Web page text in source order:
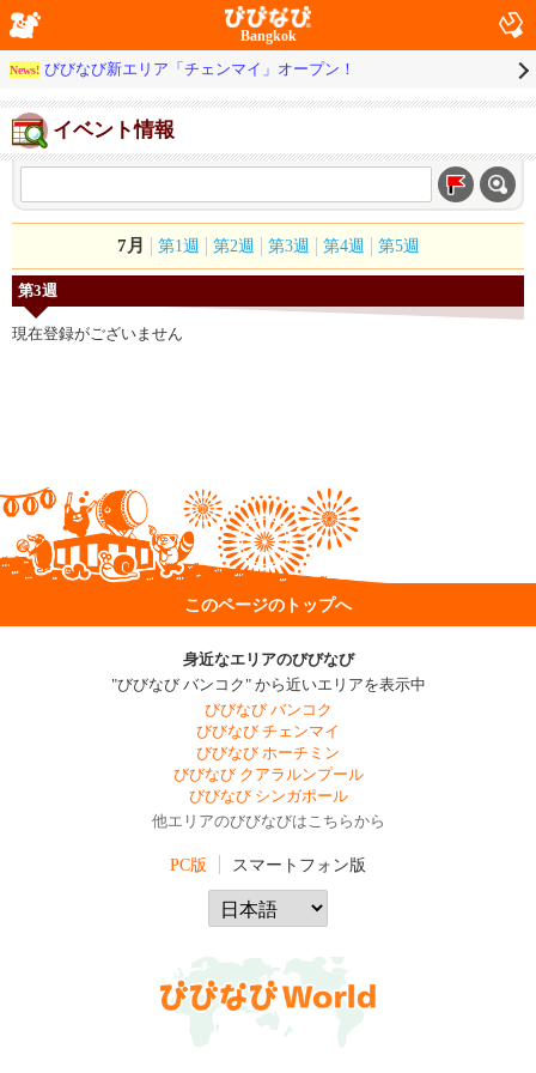
Bangkok
News! びびなび新エリア「チェンマイ」オープン！
イベント情報
7月 第1週 第2週 第3週 第4週 第5週
第3週
現在登録がございません
このページのトップへ
身近なエリアのびびなび
"びびなび バンコク" から近いエリアを表示中
びびなび バンコク
びびなび チェンマイ
びびなび ホーチミン
びびなび クアラルンプール
びびなび シンガポール
他エリアのびびなびはこちらから
PC版 スマートフォン版